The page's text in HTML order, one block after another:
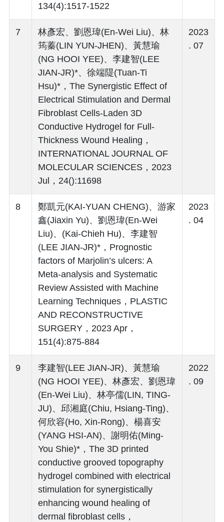
134(4):1517-1522
7
林彥宏、劉恩瑋(En-Wei Liu)、林
筠蓁(LIN YUN-JHEN)、黃慧瑜
(NG HOOI YEE)、李建智(LEE
JIAN-JR)*、徐端隄(Tuan-Ti
Hsu)*，The Synergistic Effect of
Electrical Stimulation and Dermal
Fibroblast Cells-Laden 3D
Conductive Hydrogel for Full-
Thickness Wound Healing，
INTERNATIONAL JOURNAL OF
MOLECULAR SCIENCES，2023
Jul，24():11698
2023
. 07
8
鄭凱元(KAI-YUAN CHENG)、游家
鑫(Jiaxin Yu)、劉恩瑋(En-Wei
Liu)、(Kai-Chieh Hu)、李建智
(LEE JIAN-JR)*，Prognostic
factors of Marjolin’s ulcers: A
Meta-analysis and Systematic
Review Assisted with Machine
Learning Techniques，PLASTIC
AND RECONSTRUCTIVE
SURGERY，2023 Apr，
151(4):875-884
2023
. 04
9
李建智(LEE JIAN-JR)、黃慧瑜
(NG HOOI YEE)、林彥宏、劉恩瑋
(En-Wei Liu)、林亭儒(LIN, TING-
JU)、邱湘庭(Chiu, Hsiang-Ting)、
何欣容(Ho, Xin-Rong)、楊喜安
(YANG HSI-AN)、謝明佑(Ming-
You Shie)*，The 3D printed
conductive grooved topography
hydrogel combined with electrical
stimulation for synergistically
enhancing wound healing of
dermal fibroblast cells，
2022
. 09